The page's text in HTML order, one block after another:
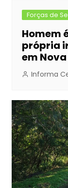
Forças de
Homem
própria
em
Informa